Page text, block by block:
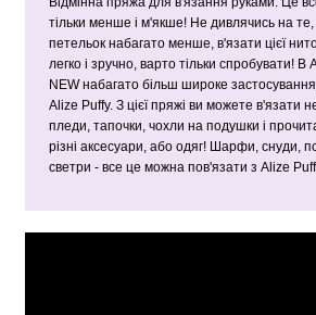
тільки менше і м'якше! Не дивлячись на
петельок набагато менше, в'язати цієї
легко і зручно, варто тільки спробувати! В
NEW набагато більш широке
Alize Puffy. З цієї пряжі ви можете в'язати не
пледи, тапочки, чохли на подушки і
різні аксесуари, або одяг! Шарфи, снуди,
светри - все це можна пов'язати з Alize